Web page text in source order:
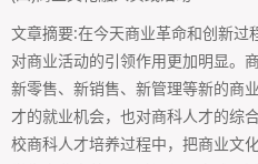
文章摘要:在今天商业革命和创新过
对商业活动的引领作用更加明显。
新零售、新销售、新管理等新的商
才的就业机会，也对商科人才的综
校商科人才培养过程中，把商业文